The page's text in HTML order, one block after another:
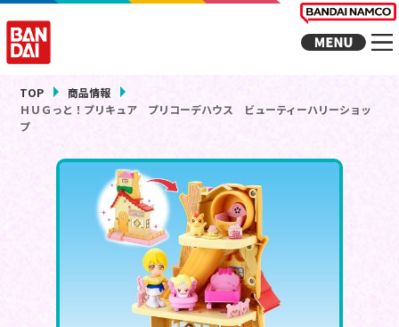
TOP
商品情報
ＨＵＧっと！プリキュア プリコーデハウス ビューティーハリーショッ
プ